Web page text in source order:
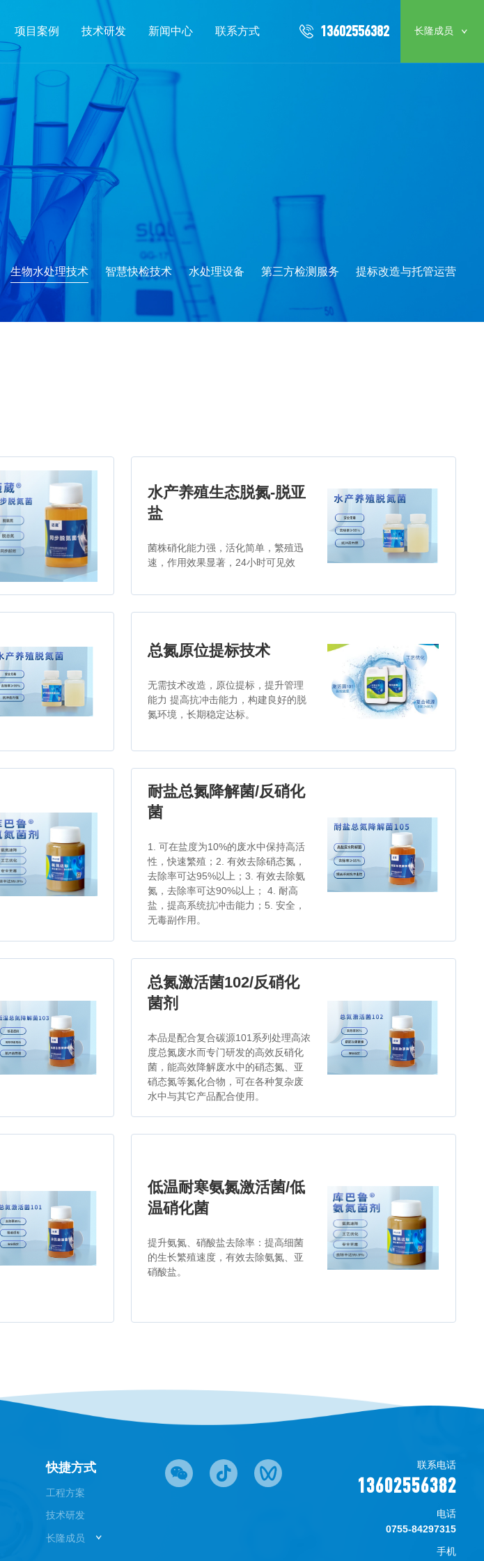
项目案例 技术研发 新闻中心 联系方式 13602556382 长隆成员
生物水处理技术 智慧快检技术 水处理设备 第三方检测服务 提标改造与托管运营
水产养殖生态脱氮-脱亚
盐
菌株硝化能力强，活化简单，繁殖迅
速，作用效果显著，24小时可见效
总氮原位提标技术
无需技术改造，原位提标，提升管理
能力 提高抗冲击能力，构建良好的脱
氮环境，长期稳定达标。
耐盐总氮降解菌/反硝化
菌
1. 可在盐度为10%的废水中保持高活
性，快速繁殖；2. 有效去除硝态氮，
去除率可达95%以上；3. 有效去除氨
氮，去除率可达90%以上； 4. 耐高
盐，提高系统抗冲击能力；5. 安全，
无毒副作用。
总氮激活菌102/反硝化
菌剂
本品是配合复合碳源101系列处理高浓
度总氮废水而专门研发的高效反硝化
菌，能高效降解废水中的硝态氮、亚
硝态氮等氮化合物，可在各种复杂废
水中与其它产品配合使用。
低温耐寒氨氮激活菌/低
温硝化菌
提升氨氮、硝酸盐去除率：提高细菌
的生长繁殖速度，有效去除氨氮、亚
硝酸盐。
快捷方式
工程方案
技术研发
长隆成员
联系电话
13602556382
电话
0755-84297315
手机